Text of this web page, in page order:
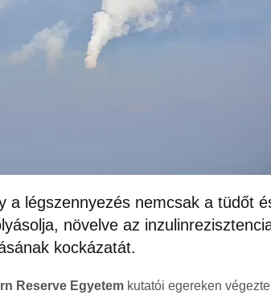
a légszennyezés nemcsak a tüdőt
növelve az
kockázatát.
Reserve Egyetem kutatói egereken